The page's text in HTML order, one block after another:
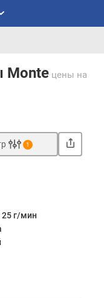
Monte цены на
1
25 г/мин